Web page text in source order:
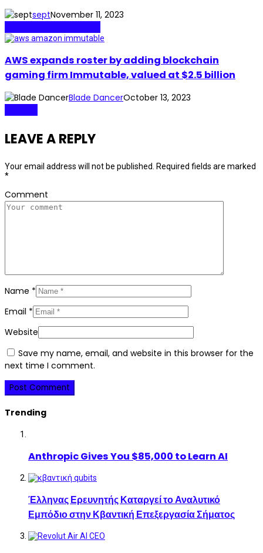
septNovember 11, 2023
AWS expands roster by adding blockchain
gaming firm Immutable, valued at $2.5 billion
Blade DancerOctober 13, 2023
LEAVE A REPLY
Your email address will not be published.
Required fields are marked
*
Comment
Name *
Email *
Website
Save my name, email, and website in this browser for the
next time I comment.
Trending
Anthropic Gives You $85,000 to Learn AI
Έλληνας Ερευνητής Καταργεί το Αναλυτικό
Εμπόδιο στην Κβαντική Επεξεργασία Σήματος